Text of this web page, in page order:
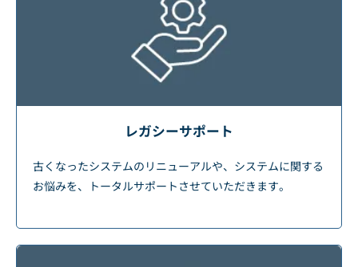
レガシーサポート
古くなったシステムのリニューアルや、システムに関する
お悩みを、トータルサポートさせていただきます。